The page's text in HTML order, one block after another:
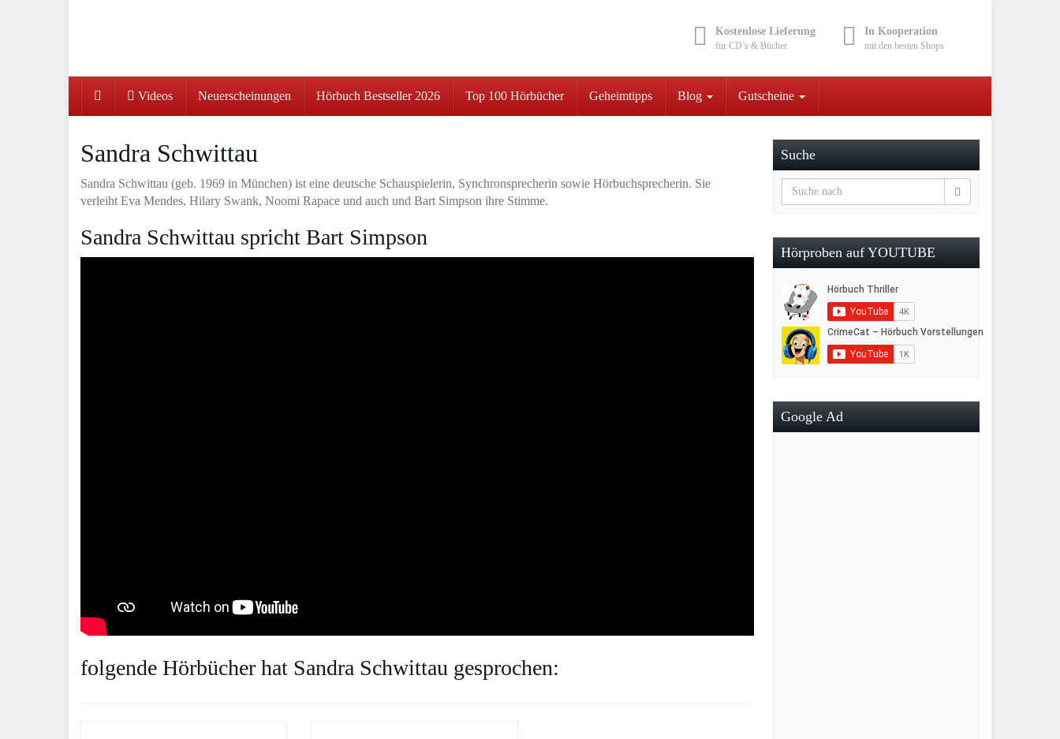
Kostenlose Lieferung
für CD’s & Bücher
In Kooperation
mit den besten Shops
Videos Neuerscheinungen Hörbuch Bestseller 2026 Top 100 Hörbücher Geheimtipps Blog Gutscheine
Sandra Schwittau
Sandra Schwittau (geb. 1969 in München) ist eine deutsche Schauspielerin, Synchronsprecherin sowie Hörbuchsprecherin. Sie
verleiht Eva Mendes, Hilary Swank, Noomi Rapace und auch und Bart Simpson ihre Stimme.
Sandra Schwittau spricht Bart Simpson
folgende Hörbücher hat Sandra Schwittau gesprochen:
Suche
Hörproben auf YOUTUBE
Google Ad